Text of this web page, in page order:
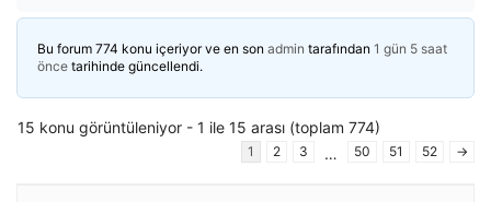
Bu forum 774 konu içeriyor ve en son admin tarafından 1 gün 5 saat
önce tarihinde güncellendi.
15 konu görüntüleniyor - 1 ile 15 arası (toplam 774)
1 2 3 … 50 51 52 →